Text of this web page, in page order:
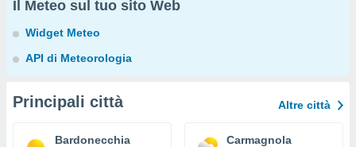
Il Meteo sul tuo sito Web
Widget Meteo
API di Meteorologia
Principali città Altre città
Bardonecchia Carmagnola